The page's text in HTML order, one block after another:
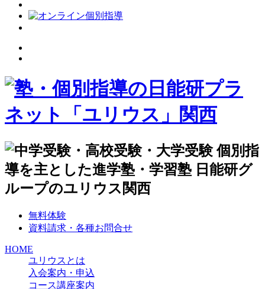
無料体験
資料請求・各種お問合せ
HOME
ユリウスとは
入会案内・申込
コース講座案内